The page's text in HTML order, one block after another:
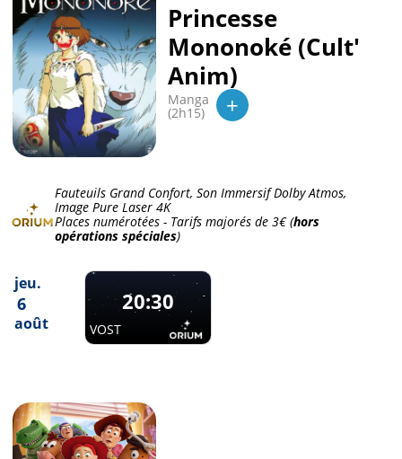
Princesse
Mononoké (Cult'
Anim)
Manga
(2h15) +
Fauteuils Grand Confort, Son Immersif Dolby Atmos,
Image Pure Laser 4K
Places numérotées - Tarifs majorés de 3€(hors
opérations spéciales)
jeu.
6
août
20:30
VOST